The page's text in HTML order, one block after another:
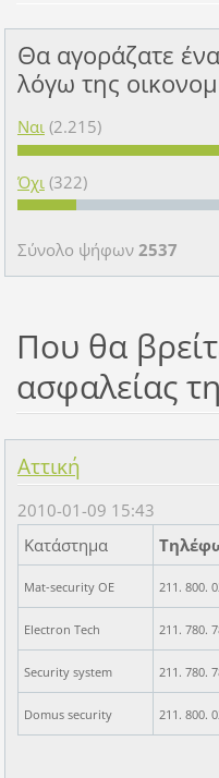
Θα αγοράζατε
λόγω της
Ναι (2.215)
Όχι (322)
Σύνολο ψήφων 2537
Που θα
ασφαλείας
Αττική
2010-01-09 15:43
Κατάστημα
Mat-security OE 211. 800.
Electron Tech 211. 780.
Security system 211. 780.
Domus security 211. 800.